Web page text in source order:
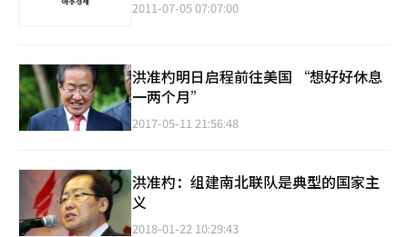
2011-07-05 07:07:00
洪准杓明日启程前往美国 “想好好休息
一两个月”
2017-05-11 21:56:48
洪准杓：组建南北联队是典型的国家主
义
2018-01-22 10:29:43